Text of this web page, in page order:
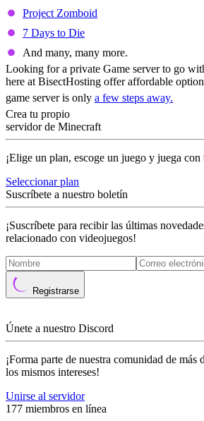
Project Zomboid
7 Days to Die
And many, many more.
Looking for a private Game server to go
here at BisectHosting offer affordable
game server is only a few steps away.
Crea tu propio
servidor de Minecraft
¡Elige un plan, escoge un juego y juega con
Seleccionar plan
Suscríbete a nuestro boletín
¡Suscríbete para recibir las últimas
relacionado con videojuegos!
Registrarse
Únete a nuestro Discord
¡Forma parte de nuestra comunidad de más
los mismos intereses!
Unirse al servidor
177 miembros en línea